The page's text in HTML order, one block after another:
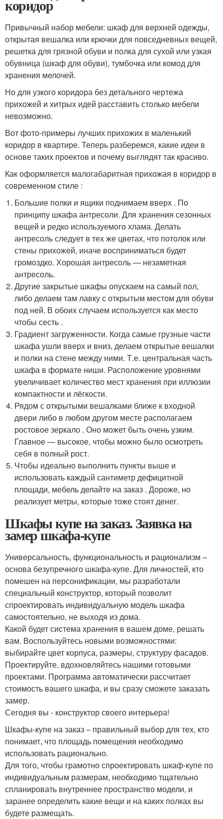
коридор
Привычный набор мебели: шкаф для верхней одежды,
открытая вешалка или крючки для повседневных вещей,
решетка для грязной обуви и полка для сухой или узкая
обувница (шкаф для обуви), тумбочка или комод для
хранения мелочей.
Но для узкого коридора без детального чертежа
прихожей и хитрых идей расставить столько мебели
невозможно.
Вот фото-примеры лучших прихожих в маленький
коридор в квартире. Теперь разберемся, какие идеи в
основе таких проектов и почему выглядят так красиво.
Как оформляется малогабаритная прихожая в коридор в
современном стиле :
Большие полки и ящики поднимаем вверх . По
принципу шкафа антресоли. Для хранения сезонных
вещей и редко используемого хлама. Делать
антресоль следует в тех же цветах, что потолок или
стены прихожей, иначе восприниматься будет
громоздко. Хорошая антресоль — незаметная
антресоль.
Другие закрытые шкафы опускаем на самый пол,
либо делаем там лавку с открытым местом для обуви
под ней. В обоих случаем используется как место
чтобы сесть .
Градиент загруженности. Когда самые грузные части
шкафа ушли вверх и вниз, делаем открытые вешалки
и полки на стене между ними. Т.е. центральная часть
шкафа в формате ниши. Расположение уровнями
увеличивает количество мест хранения при иллюзии
компактности и лёгкости.
Рядом с открытыми вешалками ближе к входной
двери либо в любом другом месте располагаем
ростовое зеркало . Оно может быть очень узким.
Главное — высокое, чтобы можно было осмотреть
себя в полный рост.
Чтобы идеально выполнить пункты выше и
использовать каждый сантиметр дефицитной
площади, мебель делайте на заказ . Дороже, но
реализует метры, которые тоже стоят денег.
Шкафы купе на заказ. Заявка на
замер шкафа-купе
Универсальность, функциональность и рационализм –
основа безупречного шкафа-купе. Для личностей, кто
помешен на персонификации, мы разработали
специальный конструктор, который позволит
спроектировать индивидуальную модель шкафа
самостоятельно, не выходя из дома.
Какой будет система хранения в вашем доме, решать
вам. Воспользуйтесь новыми возможностями:
выбирайте цвет корпуса, размеры, структуру фасадов.
Проектируйте, вдохновляйтесь нашими готовыми
проектами. Программа автоматически рассчитает
стоимость вашего шкафа, и вы сразу сможете заказать
замер.
Сегодня вы - конструктор своего интерьера!
Шкафы-купе на заказ – правильный выбор для тех, кто
понимает, что площадь помещения необходимо
использовать рационально.
Для того, чтобы грамотно спроектировать шкаф-купе по
индивидуальным размерам, необходимо тщательно
спланировать внутреннее пространство модели, и
заранее определить какие вещи и на каких полках вы
будете размещать.